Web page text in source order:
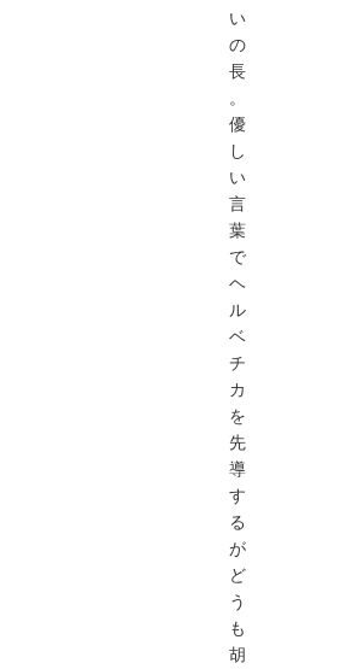
い
の
長
。
優
し
い
言
葉
で
ヘ
ル
ベ
チ
カ
を
先
導
す
る
が
ど
う
も
胡